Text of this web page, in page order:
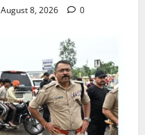
August 8, 2026 0